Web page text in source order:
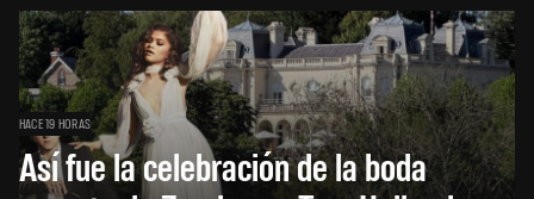
HACE 19 HORAS
Así fue la celebración de la boda